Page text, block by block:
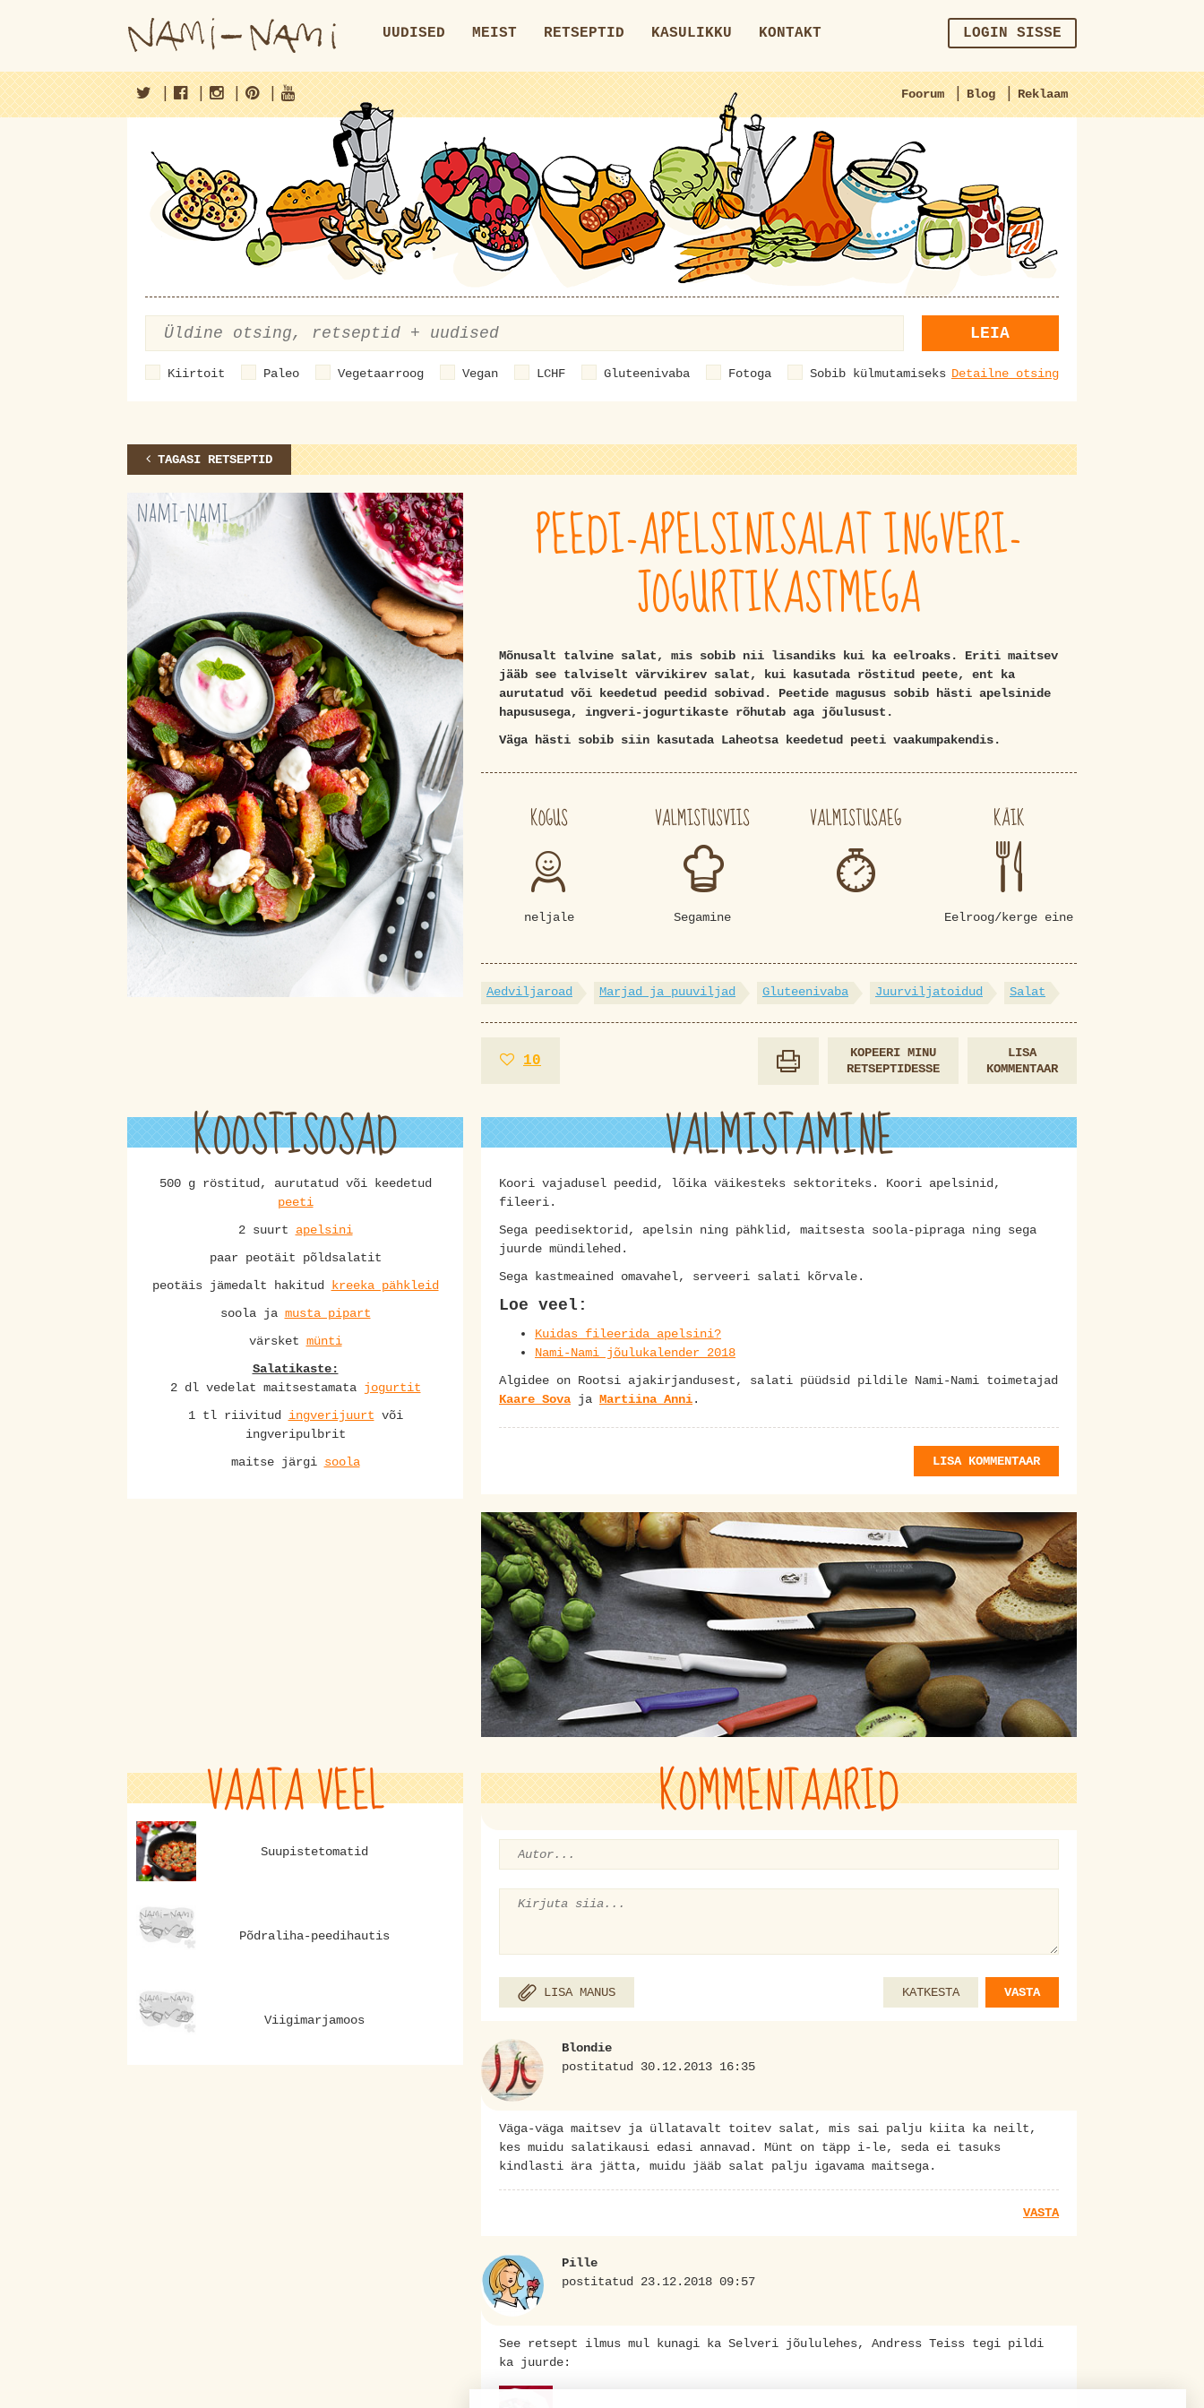
UUDISED MEIST RETSEPTID KASULIKKU KONTAKT LOGIN SISSE
Foorum | Blog | Reklaam
| | | |
LEIA
Kiirtoit Paleo Vegetaarroog Vegan LCHF Gluteenivaba Fotoga Sobib külmutamiseks Detailne otsing
TAGASI RETSEPTID
PEEDI-APELSINISALAT INGVERI-
JOGURTIKASTMEGA
Mõnusalt talvine salat, mis sobib nii lisandiks kui ka eelroaks. Eriti maitsev
jääb see talviselt värvikirev salat, kui kasutada röstitud peete, ent ka
aurutatud või keedetud peedid sobivad. Peetide magusus sobib hästi apelsinide
hapususega, ingveri-jogurtikaste rõhutab aga jõulusust.
Väga hästi sobib siin kasutada Laheotsa keedetud peeti vaakumpakendis.
KOGUS
neljale
VALMISTUSVIIS
Segamine
VALMISTUSAEG KÄIK
Eelroog/kerge eine
Aedviljaroad Marjad ja puuviljad Gluteenivaba Juurviljatoidud Salat
10
LISA
KOMMENTAAR
KOPEERI MINU
RETSEPTIDESSE
KOOSTISOSAD
500 g röstitud, aurutatud või keedetud
peeti
2 suurt apelsini
paar peotäit põldsalatit
peotäis jämedalt hakitud kreeka pähkleid
soola ja musta pipart
värsket münti
Salatikaste:
2 dl vedelat maitsestamata jogurtit
1 tl riivitud ingverijuurt või
ingveripulbrit
maitse järgi soola
VALMISTAMINE
Koori vajadusel peedid, lõika väikesteks sektoriteks. Koori apelsinid,
fileeri.
Sega peedisektorid, apelsin ning pähklid, maitsesta soola-pipraga ning sega
juurde mündilehed.
Sega kastmeained omavahel, serveeri salati kõrvale.
Loe veel:
Kuidas fileerida apelsini?
Nami-Nami jõulukalender 2018
Algidee on Rootsi ajakirjandusest, salati püüdsid pildile Nami-Nami toimetajad
Kaare Sova ja Martiina Anni.
LISA KOMMENTAAR
KOMMENTAARID
LISA MANUS KATKESTA VASTA
Blondie
postitatud 30.12.2013 16:35
Väga-väga maitsev ja üllatavalt toitev salat, mis sai palju kiita ka neilt,
kes muidu salatikausi edasi annavad. Münt on täpp i-le, seda ei tasuks
kindlasti ära jätta, muidu jääb salat palju igavama maitsega.
VASTA
Pille
postitatud 23.12.2018 09:57
See retsept ilmus mul kunagi ka Selveri jõululehes, Andress Teiss tegi pildi
ka juurde:
VAATA VEEL
Suupistetomatid
Põdraliha-peedihautis
Viigimarjamoos